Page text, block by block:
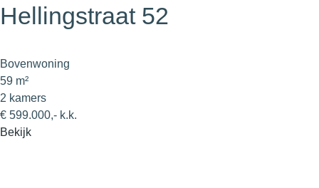
Hellingstraat 52
Bovenwoning
59 m²
2 kamers
€ 599.000,- k.k.
Bekijk